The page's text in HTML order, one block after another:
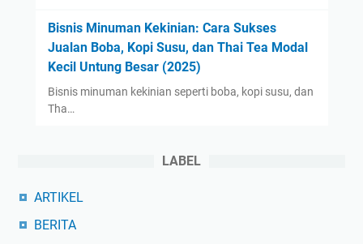
Bisnis Minuman Kekinian: Cara Sukses
Jualan Boba, Kopi Susu, dan Thai Tea Modal
Kecil Untung Besar (2025)
Bisnis minuman kekinian seperti boba, kopi susu, dan
Tha…
LABEL
ARTIKEL
BERITA